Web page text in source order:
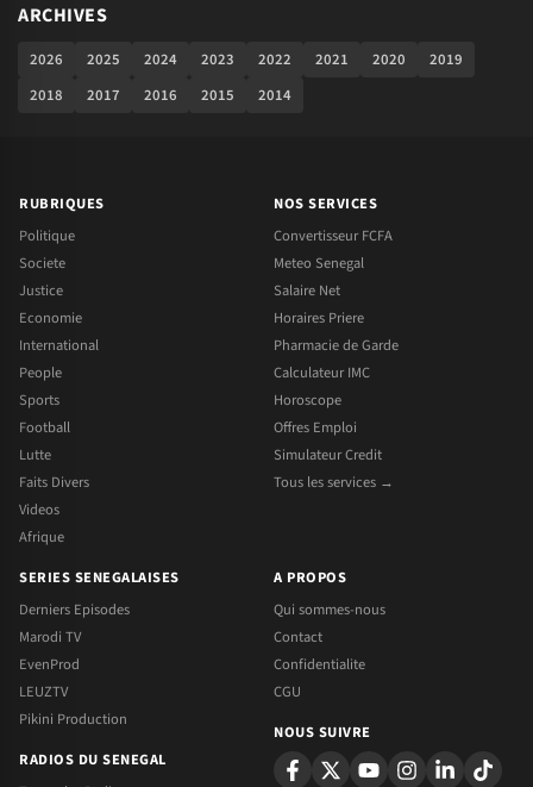
ARCHIVES
2026 2025 2024 2023 2022 2021 2020
2019
2018
2017 2016 2015 2014
RUBRIQUES
Politique
Societe
Justice
Economie
International
People
Sports
Football
Lutte
Faits Divers
Videos
Afrique
NOS SERVICES
Convertisseur FCFA
Meteo Senegal
Salaire Net
Horaires Priere
Pharmacie de Garde
Calculateur IMC
Horoscope
Offres Emploi
Simulateur Credit
Tous les services →
SERIES SENEGALAISES
Derniers Episodes
Marodi TV
EvenProd
LEUZTV
Pikini Production
RADIOS DU SENEGAL
A PROPOS
Qui sommes-nous
Contact
Confidentialite
CGU
NOUS SUIVRE